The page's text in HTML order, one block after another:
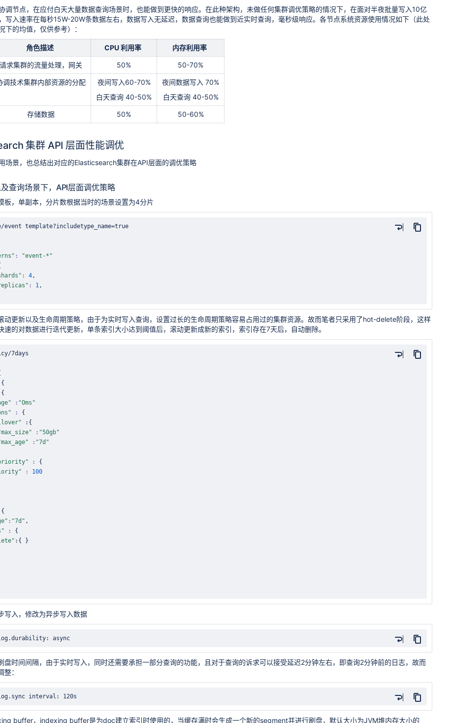
调节点，在应付白天大量数据查询场景时，也能做到更快的响应。在此种架构，未做任何集群调优策略的情况下，在面对半夜批量写入10亿
写入速率在每秒15W-20W条数据左右，数据写入无延迟，数据查询也能做到近实时查询，毫秒级响应。各节点系统资源使用情况如下（此处
下的均值，仅供参考）：
角色描述 CPU 利用率 内存利用率
请求集群的流量处理，网关 50% 50-70%
调技术集群内部资源的分配
夜间写入60-70%
白天查询 40-50%
夜间数据写入 70%
白天查询 40-50%
存储数据 50% 50-60%
集群 API 层面性能调优
场景，也总结出对应的Elasticsearch集群在API层面的调优策略
及查询场景下，API层面调优策略
板，单副本，分片数根据当时的场景设置为4分片
event template?includetype_name=
:
"event-*"
: 4
: 1
动更新以及生命周期策略，由于为实时写入查询，设置过长的生命周期策略容易占用过的集群资源。故而笔者只采用了hot-delete阶段，这样
速的对数据进行迭代更新，单条索引大小达到阈值后，滚动更新成新的索引，索引存在7天后，自动删除。
{
{
: "Oms"
:
{
: {
: "50gb"
: "7d"
:
{
:
100
{
: "7d"
:
{
: {
}
写入，修改为异步写入数据
async
盘时间间隔，由于实时写入，同时还需要承担一部分查询的功能，且对于查询的诉求可以接受延迟2分钟左右，即查询2分钟前的日志，故而
：
interval: 120s
buffer，indexing buffer是为doc建立索引时使用的，当缓存满时会生成一个新的segment并进行刷盘，默认大小为JVM堆内存大小的